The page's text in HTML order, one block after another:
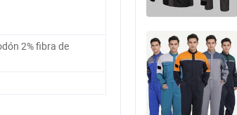
2% fibra de